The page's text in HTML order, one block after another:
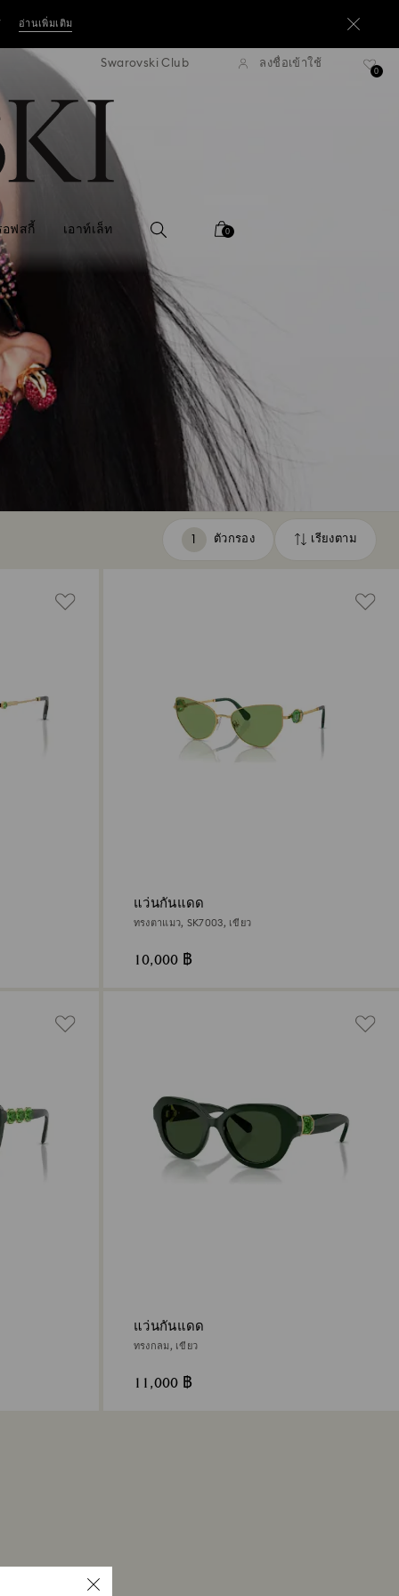
อ่านเพิ่มเติม
ขึ้นไป*
อ่านเพิ่มเติม
แบบธรรมดาที่มียอดสูงกว่า 3,670 ฿ ฟรีค่าจัดส่งแบบธรรมดาที่มียอดสูง
Swarovski Club ลงชื่อเข้าใช้
0
อฟสกี้ เอาท์เล็ท 0
ตัวกรอง
ตัว
เรียงตาม
เรียง
แว่นกันแดด
ทรงตาแมว, SK7003, เขียว
10,000 ฿
แว่นกันแดด
ทรงกลม, เขียว
11,000 ฿